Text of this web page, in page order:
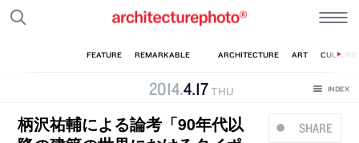
2014.4.17THU
SHARE
柄沢祐輔による論考「90年代以